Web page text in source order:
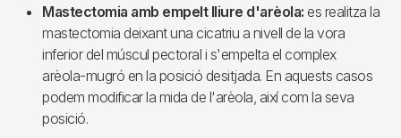
Mastectomia amb empelt lliure d'arèola: es realitza la
mastectomia deixant una cicatriu a nivell de la vora
inferior del múscul pectoral i s'empelta el complex
arèola-mugró en la posició desitjada. En aquests casos
podem modificar la mida de l'arèola, així com la seva
posició.